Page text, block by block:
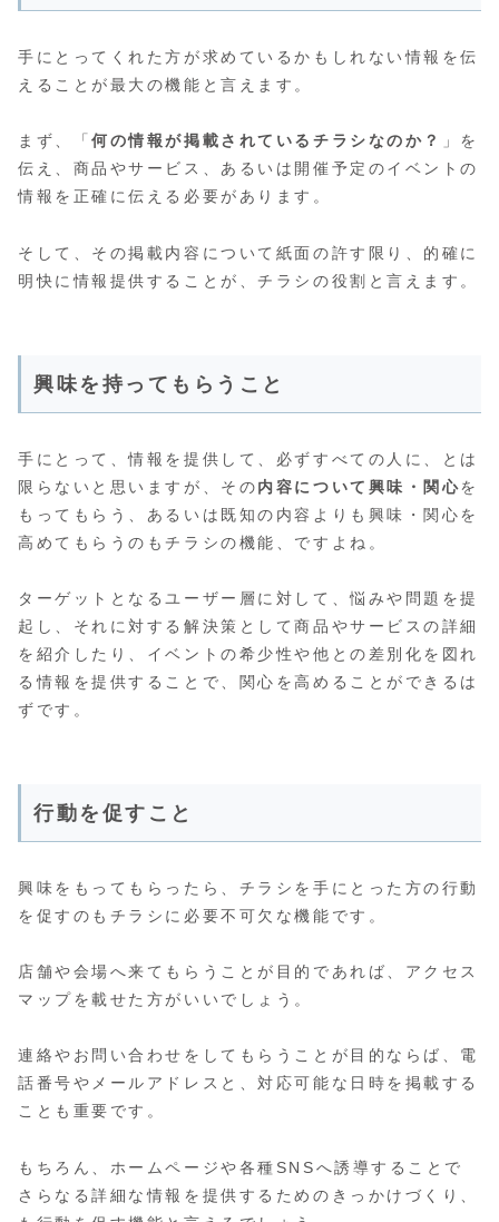
手にとってくれた方が求めているかもしれない情報を伝
えることが最大の機能と言えます。
まず、「何の情報が掲載されているチラシなのか？
」を
伝え、商品やサービス、あるいは開催予定のイベントの
情報を正確に伝える必要があります。
そして、その掲載内容について紙面の許す限り、的確に
明快に情報提供することが、チラシの役割と言えます。
興味を持ってもらうこと
手にとって、情報を提供して、必ずすべての人に、とは
限らないと思いますが、その内容について興味・関心を
もってもらう、あるいは既知の内容よりも興味・関心を
高めてもらうのもチラシの機能、ですよね。
ターゲットとなるユーザー層に対して、悩みや問題を提
起し、それに対する解決策として商品やサービスの詳細
を紹介したり、イベントの希少性や他との差別化を図れ
る情報を提供することで、関心を高めることができるは
ずです。
行動を促すこと
興味をもってもらったら、チラシを手にとった方の行動
を促すのもチラシに必要不可欠な機能です。
店舗や会場へ来てもらうことが目的であれば、アクセス
マップを載せた方がいいでしょう。
連絡やお問い合わせをしてもらうことが目的ならば、電
話番号やメールアドレスと、対応可能な日時を掲載する
ことも重要です。
もちろん、ホームページや各種SNSへ誘導することで
さらなる詳細な情報を提供するためのきっかけづくり、